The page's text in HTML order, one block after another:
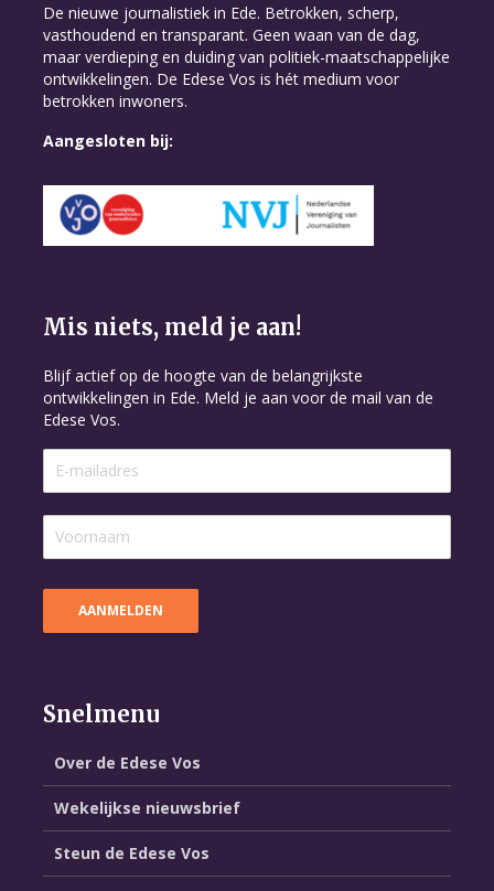
De nieuwe journalistiek in Ede. Betrokken, scherp,
vasthoudend en transparant. Geen waan van de dag,
maar verdieping en duiding van politiek-maatschappelijke
ontwikkelingen. De Edese Vos is hét medium voor
betrokken inwoners.
Aangesloten bij:
Mis niets, meld je aan!
Blijf actief op de hoogte van de belangrijkste
ontwikkelingen in Ede. Meld je aan voor de mail van de
Edese Vos.
Snelmenu
Over de Edese Vos
Wekelijkse nieuwsbrief
Steun de Edese Vos